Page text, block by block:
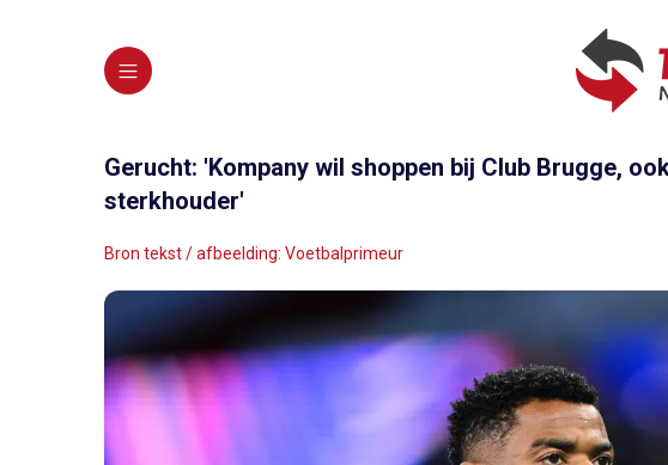
Gerucht: 'Kompany wil shoppen bij Club Brugge,
sterkhouder'
Bron tekst / afbeelding: Voetbalprimeur